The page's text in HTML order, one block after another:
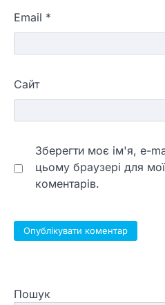
Email *
Сайт
Зберегти моє ім'я, e-
цьому браузері для
коментарів.
Пошук